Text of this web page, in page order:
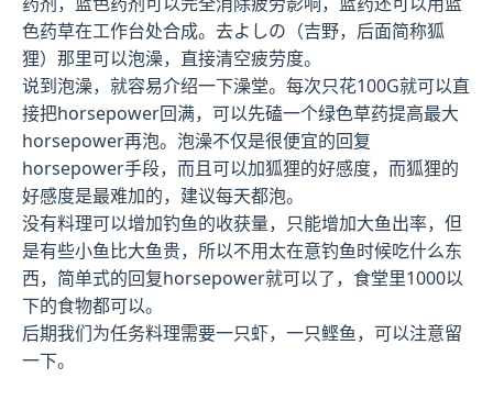
色药草在工作台处合成。去よしの（吉野，后面简称狐
狸）那里可以泡澡，直接清空疲劳度。
说到泡澡，就容易介绍一下澡堂。每次只花100G就可以直
接把horsepower回满，可以先磕一个绿色草药提高最大
horsepower再泡。泡澡不仅是很便宜的回复
horsepower手段，而且可以加狐狸的好感度，而狐狸的
好感度是最难加的，建议每天都泡。
没有料理可以增加钓鱼的收获量，只能增加大鱼出率，但
是有些小鱼比大鱼贵，所以不用太在意钓鱼时候吃什么东
西，简单式的回复horsepower就可以了，食堂里1000以
下的食物都可以。
后期我们为任务料理需要一只虾，一只鲣鱼，可以注意留
一下。